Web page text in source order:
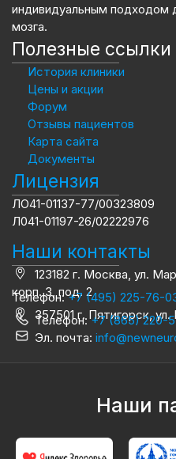
индивидуальным подходом
мозга.
Полезные ссылки
История клиники
Цены и акции
Форум
Отзывы пациентов
Карта сайта
Документы
Лицензия
ЛО41-01137-77/00323809
Л041-01197-26/02222976
Наши контакты
123182 г. Москва, ул.
корп. 3, под. 2
Телефон:+7 (495) 225-76-
357501 г. Пятигорск, ул.
Телефон:+7 (865) 220-
Эл. почта:
Наши